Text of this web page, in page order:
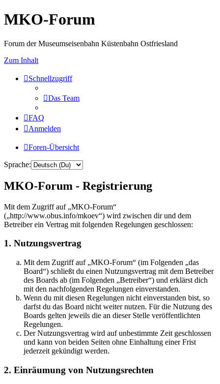
MKO-Forum
Forum der Museumseisenbahn Küstenbahn Ostfriesland
Zum Inhalt
Schnellzugriff
Das Team
FAQ
Anmelden
Foren-Übersicht
Sprache:
MKO-Forum - Registrierung
Mit dem Zugriff auf „MKO-Forum“
(„http://www.obus.info/mkoev“) wird zwischen dir und dem
Betreiber ein Vertrag mit folgenden Regelungen geschlossen:
1. Nutzungsvertrag
Mit dem Zugriff auf „MKO-Forum“ (im Folgenden „das
Board“) schließt du einen Nutzungsvertrag mit dem Betreiber
des Boards ab (im Folgenden „Betreiber“) und erklärst dich
mit den nachfolgenden Regelungen einverstanden.
Wenn du mit diesen Regelungen nicht einverstanden bist, so
darfst du das Board nicht weiter nutzen. Für die Nutzung des
Boards gelten jeweils die an dieser Stelle veröffentlichten
Regelungen.
Der Nutzungsvertrag wird auf unbestimmte Zeit geschlossen
und kann von beiden Seiten ohne Einhaltung einer Frist
jederzeit gekündigt werden.
2. Einräumung von Nutzungsrechten